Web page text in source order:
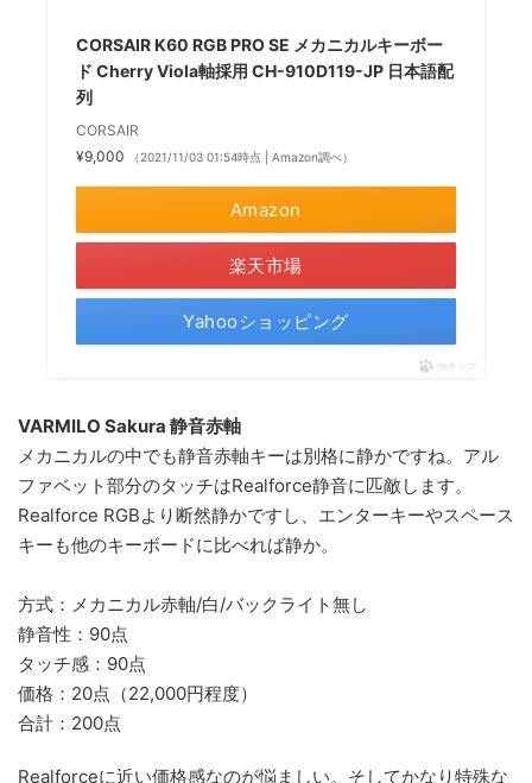
CORSAIR K60 RGB PRO SE メカニカルキーボー
ド Cherry Viola軸採用 CH-910D119-JP 日本語配
列
CORSAIR
¥9,000
（2021/11/03 01:54時点 | Amazon調べ）
Amazon
楽天市場
Yahooショッピング
ポチップ
VARMILO Sakura 静音赤軸
メカニカルの中でも静音赤軸キーは別格に静かですね。アル
ファベット部分のタッチはRealforce静音に匹敵します。
Realforce RGBより断然静かですし、エンターキーやスペース
キーも他のキーボードに比べれば静か。
方式：メカニカル赤軸/白/バックライト無し
静音性：90点
タッチ感：90点
価格：20点（22,000円程度）
合計：200点
Realforceに近い価格感なのが悩ましい。そしてかなり特殊な